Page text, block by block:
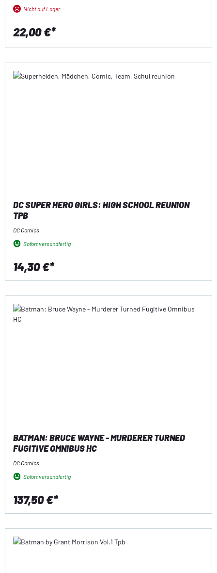
Nicht auf Lager
22,00 €*
DC SUPER HERO GIRLS: HIGH SCHOOL REUNION
TPB
DC Comics
Sofort versandfertig
14,30 €*
BATMAN: BRUCE WAYNE - MURDERER TURNED
FUGITIVE OMNIBUS HC
DC Comics
Sofort versandfertig
137,50 €*